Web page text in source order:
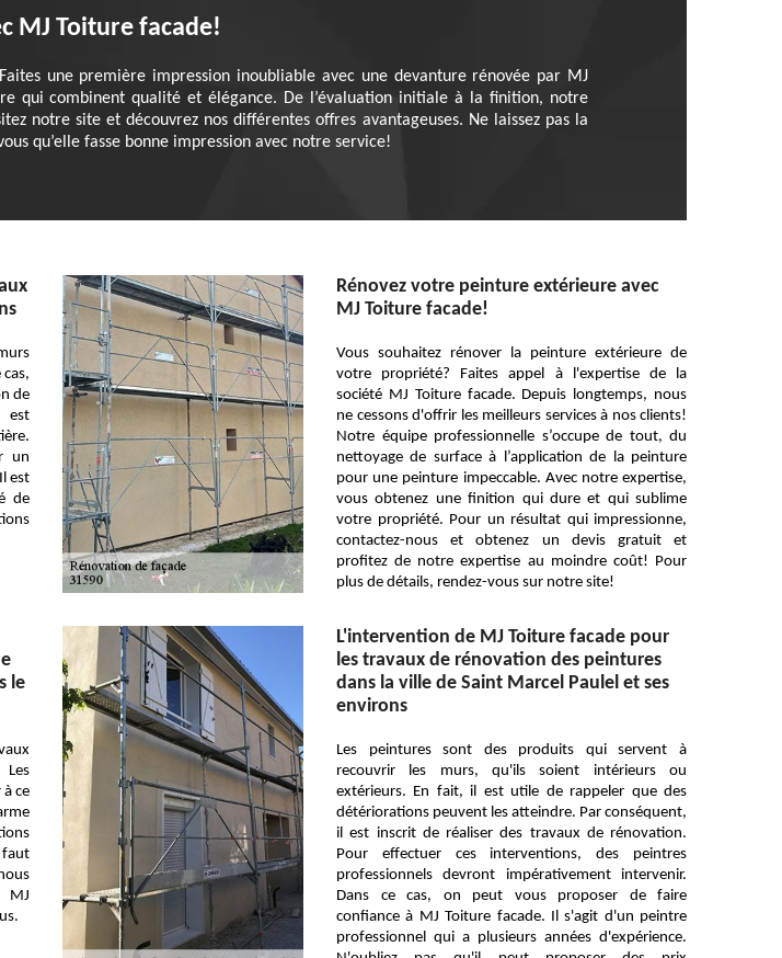
MJ Toiture facade!
une première impression inoubliable avec une devanture rénovée par MJ
qui combinent qualité et élégance. De l’évaluation initiale à la finition, notre
notre site et découvrez nos différentes offres avantageuses. Ne laissez pas la
qu’elle fasse bonne impression avec notre service!
de
est
un
est
de
Rénovez votre peinture extérieure avec
MJ Toiture facade!
Vous souhaitez rénover la peinture extérieure de
votre propriété? Faites appel à l'expertise de la
société MJ Toiture facade. Depuis longtemps, nous
ne cessons d'offrir les meilleurs services à nos clients!
Notre équipe professionnelle s’occupe de tout, du
nettoyage de surface à l’application de la peinture
pour une peinture impeccable. Avec notre expertise,
vous obtenez une finition qui dure et qui sublime
votre propriété. Pour un résultat qui impressionne,
contactez-nous et obtenez un devis gratuit et
profitez de notre expertise au moindre coût! Pour
plus de détails, rendez-vous sur notre site!
le
ce
MJ
L'intervention de MJ Toiture facade pour
les travaux de rénovation des peintures
dans la ville de Saint Marcel Paulel et ses
environs
Les peintures sont des produits qui servent à
recouvrir les murs, qu'ils soient intérieurs ou
extérieurs. En fait, il est utile de rappeler que des
détériorations peuvent les atteindre. Par conséquent,
il est inscrit de réaliser des travaux de rénovation.
Pour effectuer ces interventions, des peintres
professionnels devront impérativement intervenir.
Dans ce cas, on peut vous proposer de faire
confiance à MJ Toiture facade. Il s'agit d'un peintre
professionnel qui a plusieurs années d'expérience.